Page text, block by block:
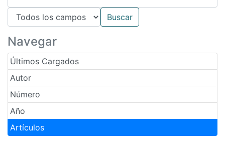
Navegar
Últimos Cargados
Autor
Número
Año
Artículos